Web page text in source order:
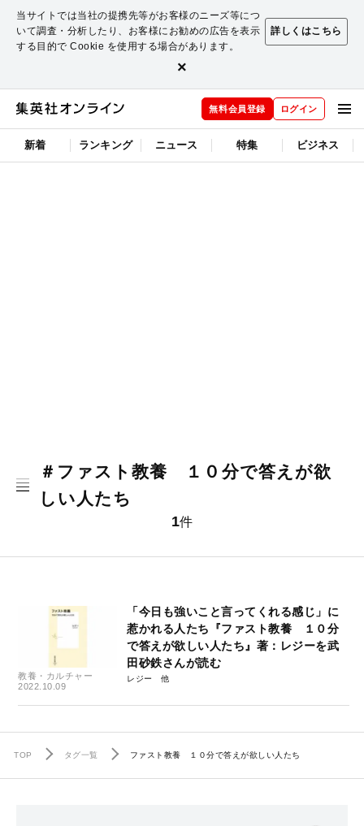
当サイトでは当社の提携先等がお客様のニーズ等につ
いて調査・分析したり、お客様にお勧めの広告を表示
する目的で Cookie を使用する場合があります。
詳しくはこちら
×
無料会員登録 ログイン
新着 ランキング ニュース 特集 ビジネス
＃ファスト教養 １０分で答えが欲
しい人たち
1件
教養・カルチャー
2022.10.09
「今日も強いこと言ってくれる感じ」に
惹かれる人たち『ファスト教養 １０分
で答えが欲しい人たち』著：レジーを武
田砂鉄さんが読む
レジー
TOP タグ一覧 ファスト教養 １０分で答えが欲しい人たち